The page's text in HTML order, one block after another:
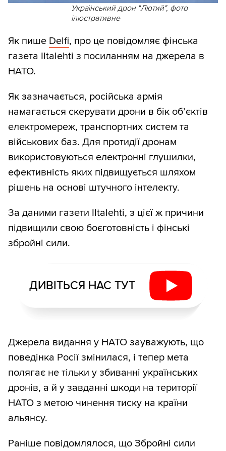
Український дрон "Лютий", фото
ілюстративне
Як пише Delfi, про це повідомляє фінська
газета Iltalehti з посиланням на джерела в
НАТО.
Як зазначається, російська армія
намагається скерувати дрони в бік об’єктів
електромереж, транспортних систем та
військових баз. Для протидії дронам
використовуються електронні глушилки,
ефективність яких підвищується шляхом
рішень на основі штучного інтелекту.
За даними газети Iltalehti, з цієї ж причини
підвищили свою боєготовність і фінські
збройні сили.
ДИВІТЬСЯ НАС ТУТ
Джерела видання у НАТО зауважують, що
поведінка Росії змінилася, і тепер мета
полягає не тільки у збиванні українських
дронів, а й у завданні шкоди на території
НАТО з метою чинення тиску на країни
альянсу.
Раніше повідомлялося, що Збройні сили